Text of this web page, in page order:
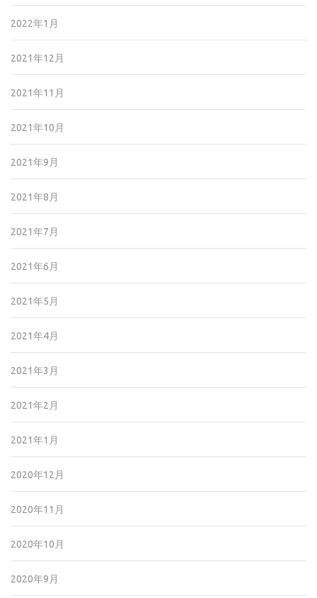
2022年1月
2021年12月
2021年11月
2021年10月
2021年9月
2021年8月
2021年7月
2021年6月
2021年5月
2021年4月
2021年3月
2021年2月
2021年1月
2020年12月
2020年11月
2020年10月
2020年9月